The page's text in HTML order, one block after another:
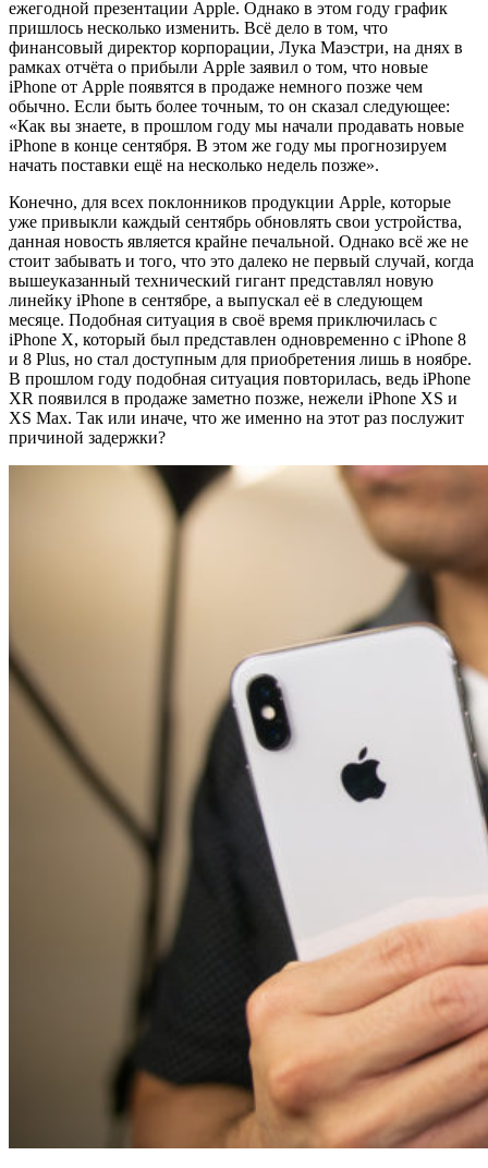
ежегодной презентации Apple. Однако в этом году график
пришлось несколько изменить. Всё дело в том, что
финансовый директор корпорации, Лука Маэстри, на днях в
рамках отчёта о прибыли Apple заявил о том, что новые
iPhone от Apple появятся в продаже немного позже чем
обычно. Если быть более точным, то он сказал следующее:
«Как вы знаете, в прошлом году мы начали продавать новые
iPhone в конце сентября. В этом же году мы прогнозируем
начать поставки ещё на несколько недель позже».
Конечно, для всех поклонников продукции Apple, которые
уже привыкли каждый сентябрь обновлять свои устройства,
данная новость является крайне печальной. Однако всё же не
стоит забывать и того, что это далеко не первый случай, когда
вышеуказанный технический гигант представлял новую
линейку iPhone в сентябре, а выпускал её в следующем
месяце. Подобная ситуация в своё время приключилась с
iPhone X, который был представлен одновременно с iPhone 8
и 8 Plus, но стал доступным для приобретения лишь в ноябре.
В прошлом году подобная ситуация повторилась, ведь iPhone
XR появился в продаже заметно позже, нежели iPhone XS и
XS Max. Так или иначе, что же именно на этот раз послужит
причиной задержки?